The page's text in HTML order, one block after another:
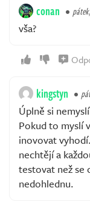
conan
vša?
kingstyn
Úplně si
Pokud to myslí
inovovat
nechtějí a
testovat než se
nedohlednu.